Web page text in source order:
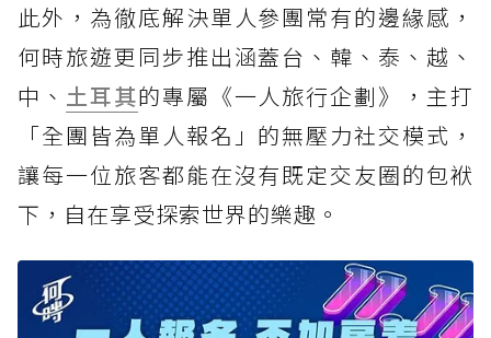
此外，為徹底解決單人參團常有的邊緣感，
何時旅遊更同步推出涵蓋台、韓、泰、越、
中、 土耳其的專屬《一人旅行企劃》，主打
「全團皆為單人報名」的無壓力社交模式，
讓每一位旅客都能在沒有既定交友圈的包袱
下，自在享受探索世界的樂趣。